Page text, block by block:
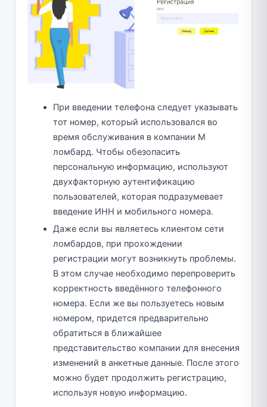
При введении телефона следует указывать
тот номер, который использовался во
время обслуживания в компании М
ломбард. Чтобы обезопасить
персональную информацию, используют
двухфакторную аутентификацию
пользователей, которая подразумевает
введение ИНН и мобильного номера.
Даже если вы являетесь клиентом сети
ломбардов, при прохождении
регистрации могут возникнуть проблемы.
В этом случае необходимо перепроверить
корректность введённого телефонного
номера. Если же вы пользуетесь новым
номером, придется предварительно
обратиться в ближайшее
представительство компании для внесения
изменений в анкетные данные. После этого
можно будет продолжить регистрацию,
используя новую информацию.